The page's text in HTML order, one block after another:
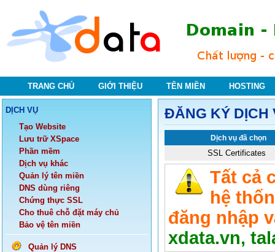
TRANG CHỦ GIỚI THIỆU TÊN MIỀN HOSTING
DỊCH VỤ
Tạo Website
Lưu trữ XSpace
Phần mềm
Dịch vụ khác
Quản lý tên miền
DNS dùng riêng
Chứng thực SSL
Cho thuê chỗ đặt máy chủ
Bảo vệ tên miền
Quản lý DNS
ĐĂNG KÝ DỊCH
Dịch vụ đã chọn
SSL Certificates
Tất cả
hệ
đăng nhập
xdata.vn,